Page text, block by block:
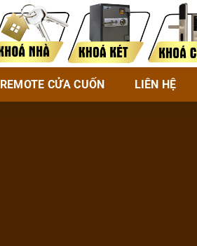
REMOTE CỬA CUỐN LIÊN HỆ